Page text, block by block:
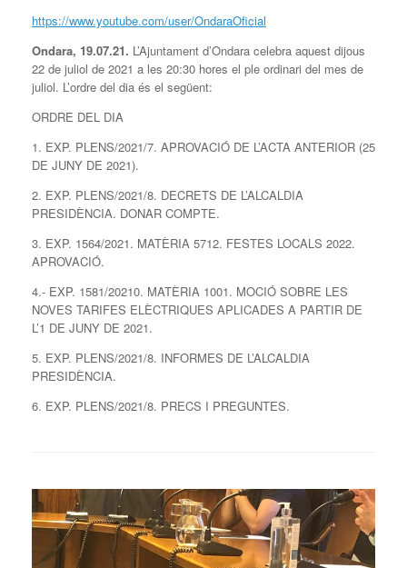
https://www.youtube.com/user/OndaraOficial
Ondara, 19.07.21. L’Ajuntament d’Ondara celebra aquest dijous
22 de juliol de 2021 a les 20:30 hores el ple ordinari del mes de
juliol. L’ordre del dia és el següent:
ORDRE DEL DIA
1. EXP. PLENS/2021/7. APROVACIÓ DE L’ACTA ANTERIOR (25
DE JUNY DE 2021).
2. EXP. PLENS/2021/8. DECRETS DE L’ALCALDIA
PRESIDÈNCIA. DONAR COMPTE.
3. EXP. 1564/2021. MATÈRIA 5712. FESTES LOCALS 2022.
APROVACIÓ.
4.- EXP. 1581/20210. MATÈRIA 1001. MOCIÓ SOBRE LES
NOVES TARIFES ELÈCTRIQUES APLICADES A PARTIR DE
L’1 DE JUNY DE 2021.
5. EXP. PLENS/2021/8. INFORMES DE L’ALCALDIA
PRESIDÈNCIA.
6. EXP. PLENS/2021/8. PRECS I PREGUNTES.